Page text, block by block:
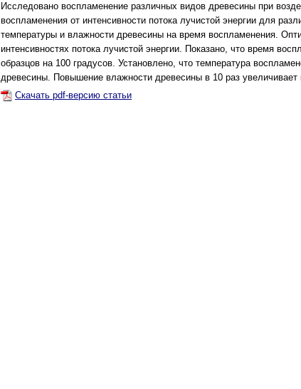
Исследовано воспламенение различных видов древесины при
воспламенения от интенсивности потока лучистой энергии для
температуры и влажности древесины на время воспламенения.
интенсивностях потока лучистой энергии. Показано, что время
образцов на 100 градусов. Установлено, что температура
древесины. Повышение влажности древесины в 10 раз
Скачать pdf-версию статьи